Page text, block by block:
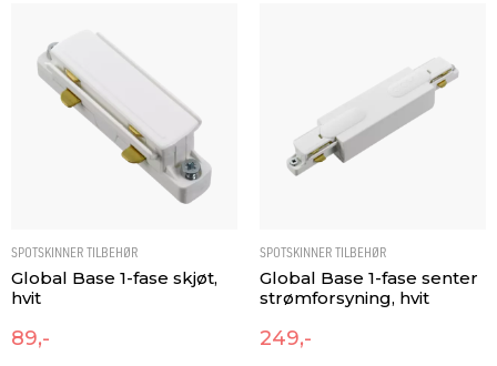
SPOTSKINNER TILBEHØR
Global Base 1-fase skjøt,
hvit
89,-
SPOTSKINNER TILBEHØR
Global Base 1-fase senter
strømforsyning, hvit
249,-